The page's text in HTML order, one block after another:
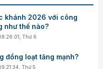
khánh 2026 với công
như thế nào?
Thứ 6
đồng loạt tăng mạnh?
Thứ 5